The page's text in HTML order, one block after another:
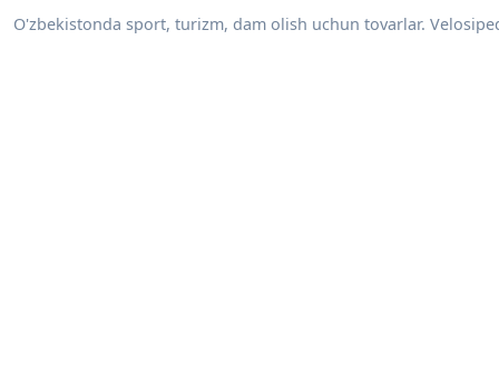
O'zbekistonda sport, turizm, dam olish uchun tovarlar.